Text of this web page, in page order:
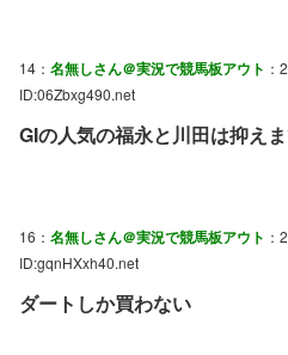
14： 名無しさん＠実況で競馬板アウト
ID:06Zbxg490.net
GIの人気の福永と川田は抑えま
16： 名無しさん＠実況で競馬板アウト
ID:gqnHXxh40.net
ダートしか買わない